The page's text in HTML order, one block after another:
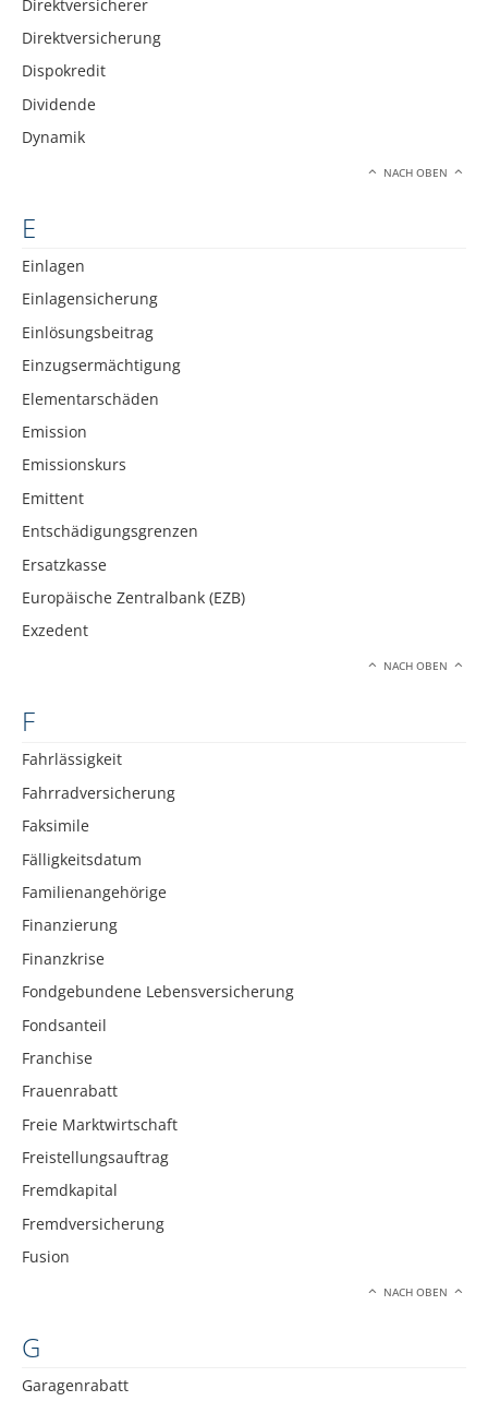
Direktversicherer
Direktversicherung
Dispokredit
Dividende
Dynamik
NACH OBEN
E
Einlagen
Einlagensicherung
Einlösungsbeitrag
Einzugsermächtigung
Elementarschäden
Emission
Emissionskurs
Emittent
Entschädigungsgrenzen
Ersatzkasse
Europäische Zentralbank (EZB)
Exzedent
NACH OBEN
F
Fahrlässigkeit
Fahrradversicherung
Faksimile
Fälligkeitsdatum
Familienangehörige
Finanzierung
Finanzkrise
Fondgebundene Lebensversicherung
Fondsanteil
Franchise
Frauenrabatt
Freie Marktwirtschaft
Freistellungsauftrag
Fremdkapital
Fremdversicherung
Fusion
NACH OBEN
G
Garagenrabatt